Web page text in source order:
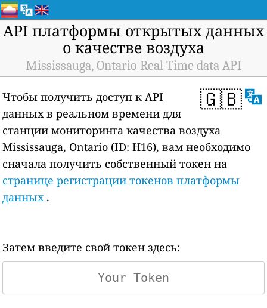
API платформы открытых данных
о качестве воздуха
Mississauga, Ontario Real-Time data API
🇬🇧
Чтобы получить доступ к API
данных в реальном времени для
станции мониторинга качества воздуха
Mississauga, Ontario (ID: H16), вам необходимо
сначала получить собственный токен на
странице регистрации токенов платформы
данных.
Затем введите свой токен здесь: